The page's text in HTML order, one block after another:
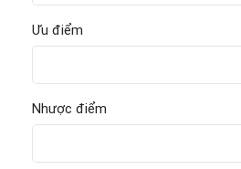
Ưu điểm
Nhược điểm